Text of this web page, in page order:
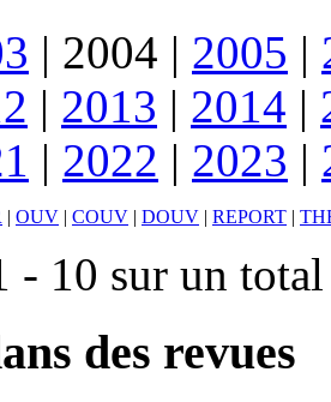
| 2004 | 2005 |
| 2013 | 2014 |
| 2022 | 2023 |
| OUV | COUV | DOUV | REPORT |
- 10 sur un
des revues